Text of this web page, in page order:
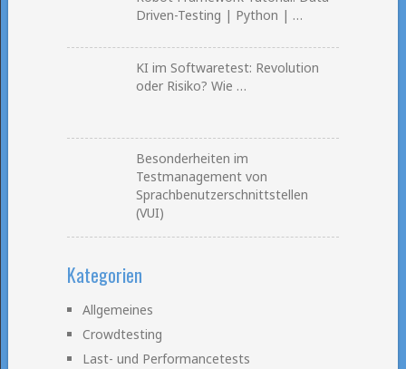
Driven-Testing | Python | …
KI im Softwaretest: Revolution
oder Risiko? Wie …
Besonderheiten im
Testmanagement von
Sprachbenutzerschnittstellen
(VUI)
Kategorien
Allgemeines
Crowdtesting
Last- und Performancetests